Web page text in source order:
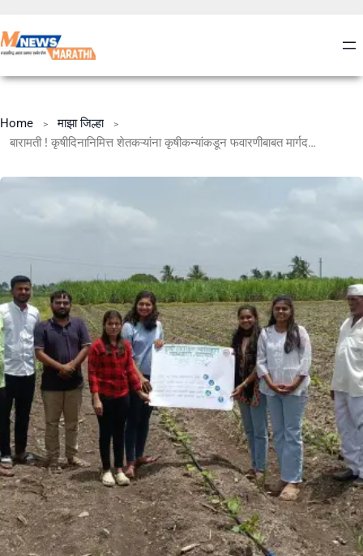
Home
माझा जिल्हा
बारामती ! कृषीदिनानिमित्त शेतकऱ्यांना कृषीकन्यांकडून फवारणीबाबत मार्गदर्शन .